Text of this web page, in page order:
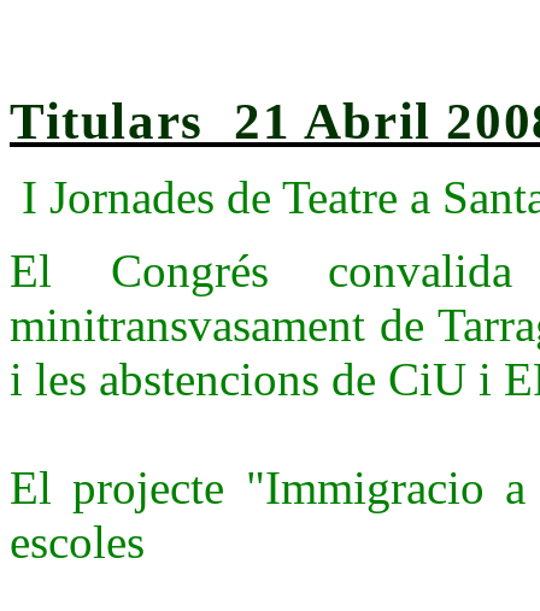
Titulars 21 Abril
I Jornades de Teatre a
El Congrés
minitransvasament de
i les abstencions de CiU i
El projecte "Immigracio
escoles